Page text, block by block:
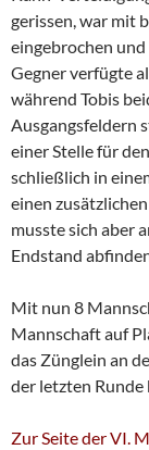
gerissen, war mit
eingebrochen
Gegner verfügte
während Tobis
Ausgangsfeldern
einer Stelle für
schließlich in
einen
musste sich aber
Endstand
Mit nun 8
Mannschaft auf
das Zünglein an
der letzten Runde
Zur Seite der VI.